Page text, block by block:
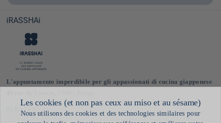
iRASSHAi
L'appuntamento imperdibile per gli appassionati di cucina giapponese
01 84 74 35 30